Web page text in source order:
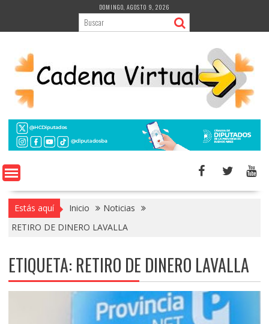
contenido
DOMINGO, AGOSTO 9, 2026
Estás aquí Inicio
Noticias
RETIRO DE DINERO LAVALLA
ETIQUETA: RETIRO DE DINERO LAVALLA